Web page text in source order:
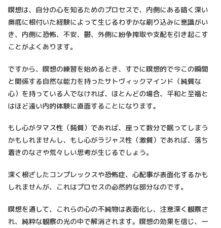
瞑想は、自分の心を知るためのプロセスで、内側にある暗く深い
奥底に根付いた経験によって生じるわずかな刷り込みに意識がい
き、内側に恐怖、不安、鬱、外側に紛争搾取や支配を引き起こす
ことがよくあります。
ですから、瞑想の練習を始めるとき、すでに瞑想的で今この瞬間
と関係する自然な能力を持ったサトヴィックマインド（純質な
心）を持っている人でなければ、ほとんどの場合、平和と至福と
はほど遠い内的体験に直面することになります。
もし心がタマス性（鈍質）であれば、座って数分で眠ってしまう
かもしれませんし、もし心がラジャス性（激質）であれば、落ち
着きのなさや荒々しい思考が生じるでしょう。
深く根ざしたコンプレックスや恐怖症、心配事が表面化するかも
しれませんが、これはプロセスの必然的な部分なのです。
瞑想を通して、これらの心の不純物は表面化し、注意深く観察さ
れ、純粋な観察の光の中で解消されます。瞑想の効果を信じ、一